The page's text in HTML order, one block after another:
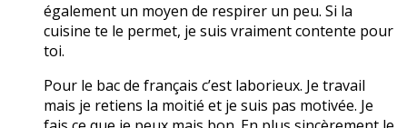
également un moyen de respirer un peu. Si la
cuisine te le permet, je suis vraiment contente pour
toi.
Pour le bac de français c’est laborieux. Je travail
mais je retiens la moitié et je suis pas motivée. Je